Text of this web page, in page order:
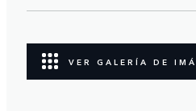
VER GALERÍA DE